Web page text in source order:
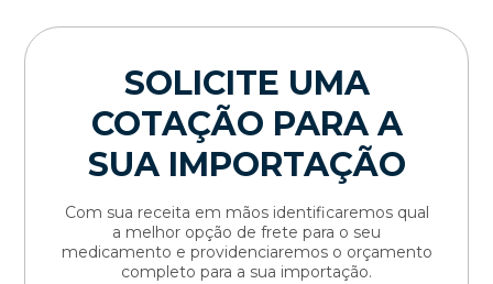
SOLICITE UMA
COTAÇÃO PARA A
SUA IMPORTAÇÃO
Com sua receita em mãos identificaremos qual
a melhor opção de frete para o seu
medicamento e providenciaremos o orçamento
completo para a sua importação.